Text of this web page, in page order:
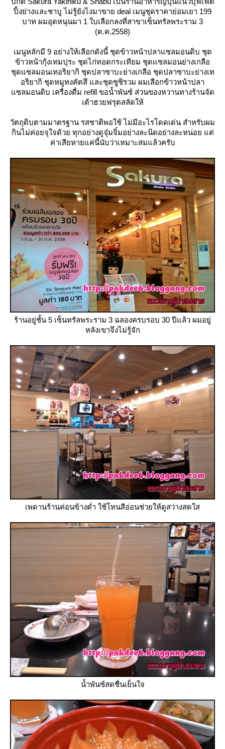
ปิ้งย่างและชาบู ไม่รู้ยังไงมาขาย deal เมนูชุดราคาย่อมเยา 199
บาท ผมอุดหนุนมา 1 ใบเลือกลงที่สาขาเซ็นทรัลพระราม 3
(ต.ค.2558)
เมนูหลักมี 9 อย่างให้เลือกดังนี้ ชุดข้าวหน้าปลาแซลมอนดิบ ชุด
ข้าวหน้ากุ้งเทมปุระ ชุดไก่ทอดกระเทียม ชุดแซลมอนย่างเกลือ
ชุดแซลมอนเทอริยากิ ชุดปลาซาบะย่างเกลือ ชุดปลาซาบะย่างเท
อริยากิ ชุดหมูทงคัตสึ และชุดซูชิรวม ผมเลือกข้าวหน้าปลา
ซลมอนดิบ เครื่องดื่ม refill ขอน้ำพันซ์ ส่วนของหวานทางร้านจัด
เต้าฮวยฟรุตสลัดให้
วัตถุดิบตามมาตรฐาน รสชาติพอใช้ ไม่มีอะไรโดดเด่น สำหรับผม
กินไม่ค่อยจุใจด้วย ทุกอย่างดูจุ๋มจิ๋มอย่างละนิดอย่างละหน่อย แต่
ค่าเสียหายแค่นี้นับว่าเหมาะสมแล้วครับ
ร้านอยู่ชั้น 5 เซ็นทรัลพระราม 3 ฉลองครบรอบ 30 ปีแล้ว ผมอยู่
หลังเขาจึงไม่รู้จัก
เพดานร้านค่อนข้างต่ำ ใช้โทนสีอ่อนช่วยให้ดูสว่างสดใส
น้ำพันซ์สดชื่นเย็นใจ